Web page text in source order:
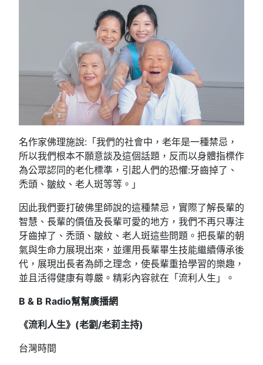
名作家佛理施說:「我們的社會中，老年是一種禁忌，
所以我們根本不願意談及這個話題，反而以身體指標作
為公眾認同的老化標準，引起人們的恐懼:牙齒掉了、
禿頭、皺紋、老人斑等等。」
因此我們要打破佛里師說的這種禁忌，實際了解長輩的
智慧、長輩的價值及長輩可愛的地方，我們不再只專注
牙齒掉了、禿頭、皺紋、老人斑這些問題。把長輩的朝
氣與生命力展現出來，並運用長輩畢生技能繼續傳承後
代，展現出長者為師之理念，使長輩重拾學習的樂趣，
並且活得健康有尊嚴。精彩內容就在「流利人生」。
B & B Radio幫幫廣播網
《流利人生》(老劉/老莉主持)
台灣時間